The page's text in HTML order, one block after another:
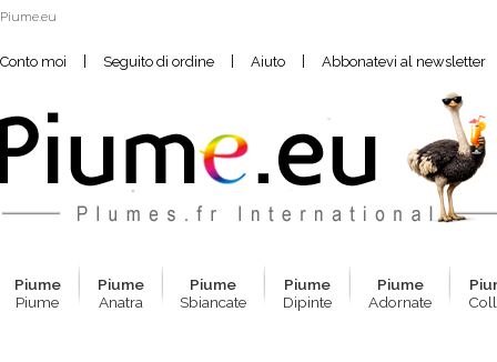
Piume.eu
Conto moi | Seguito di ordine | Aiuto | Abbonatevi al newsletter
Piume
Piume
Piume
Anatra
Piume
Sbiancate
Piume
Dipinte
Piume
Adornate